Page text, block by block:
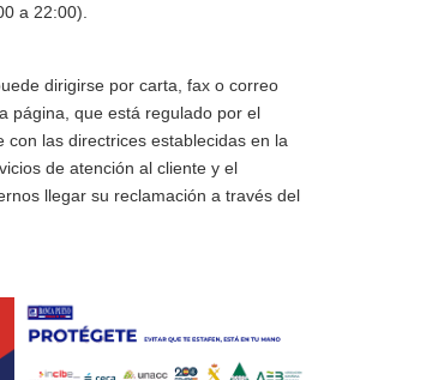
a 22:00).
dirigirse por carta, fax o correo
página, que está regulado por el
con las directrices establecidas en la
de atención al cliente y el
llegar su reclamación a través del